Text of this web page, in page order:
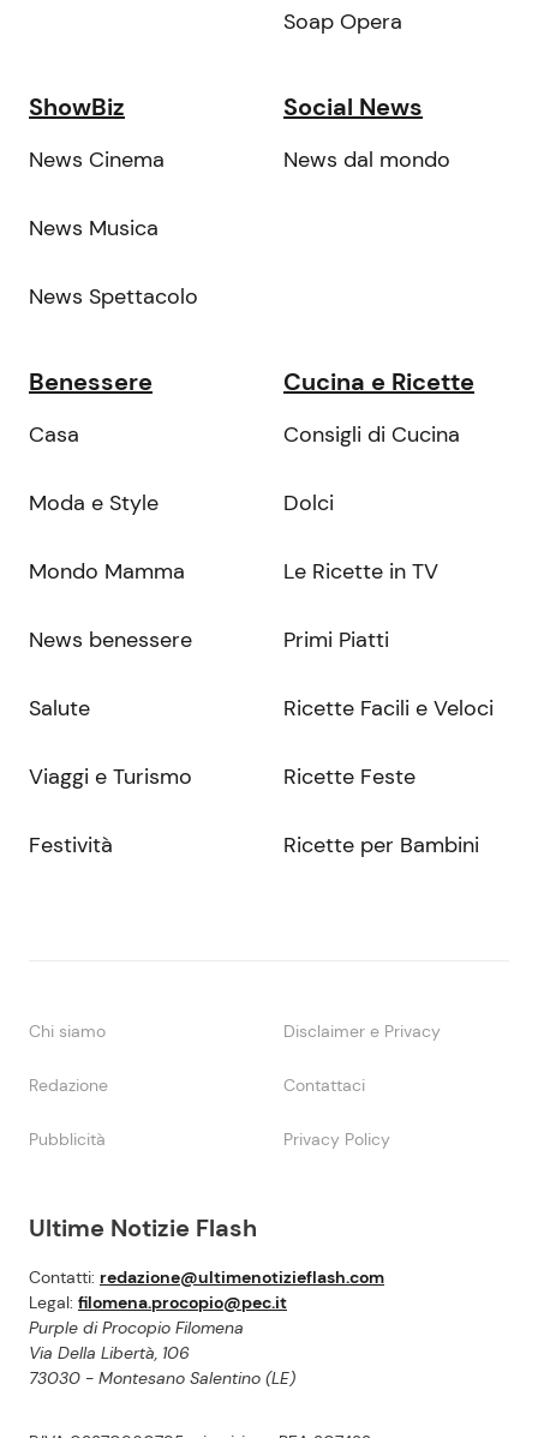
Ultime Notizie Flash
Contatti: redazione@ultimenotizieflash.com
Legal: filomena.procopio@pec.it
Purple di Procopio Filomena
Via Della Libertà, 106
73030 - Montesano Salentino (LE)
Soap Opera
ShowBiz
News Cinema
News Musica
News Spettacolo
Social News
News dal mondo
Benessere
Casa
Moda e Style
Mondo Mamma
News benessere
Salute
Viaggi e Turismo
Festività
Cucina e Ricette
Consigli di Cucina
Dolci
Le Ricette in TV
Primi Piatti
Ricette Facili e Veloci
Ricette Feste
Ricette per Bambini
Chi siamo Disclaimer e Privacy
Redazione Contattaci
Pubblicità Privacy Policy